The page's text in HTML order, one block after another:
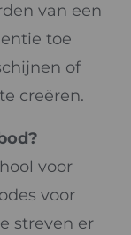
van een
toe
of
creëren.
voor
voor
streven er